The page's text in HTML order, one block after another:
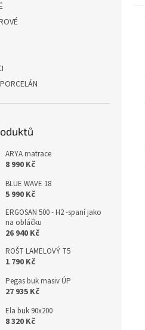
ARYA matrace
8 990 Kč
BLUE WAVE 18
5 990 Kč
ERGOSAN 500 - H2 -spaní jako
na obláčku
26 940 Kč
ROŠT LAMELOVÝ T5
1 790 Kč
Pegas buk masiv ÚP
27 935 Kč
Ela buk 90x200
8 320 Kč